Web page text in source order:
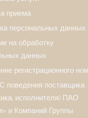
приема
персональных данных
на обработку
данных
регистрационного
поведения поставщика
исполнителя) ПАО
и Компаний Группы